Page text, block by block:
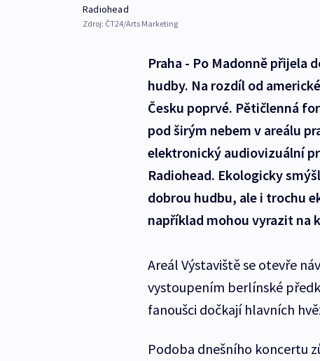
Radiohead
Zdroj: ČT24/Arts Marketing
Praha - Po Madonně přijela
hudby. Na rozdíl od
Česku poprvé. Pětičlenná
pod širým nebem v areálu
elektronický audiovizuální
Radiohead. Ekologicky
dobrou hudbu, ale i trochu
například mohou vyrazit na
Areál Výstaviště se otevře
vystoupením berlínské
fanoušci dočkají hlavních
Podoba dnešního koncertu